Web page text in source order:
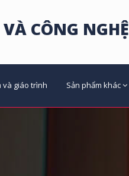
CÔNG NGHỆ
và giáo trình Sản phẩm khác